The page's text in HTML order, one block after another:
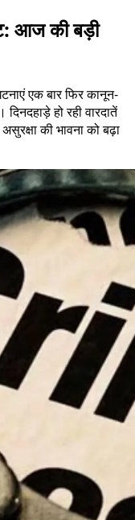
आज की बड़ी
एक बार फिर कानून-
हो रही वारदातें
की भावना को बढ़ा